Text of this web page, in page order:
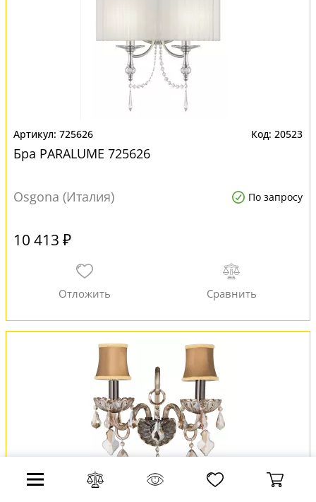
725626 20523
Бра PARALUME 725626
Osgona (Италия) По запросу
10 413 ₽